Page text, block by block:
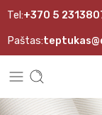
Tel:+370 5
Paštas: